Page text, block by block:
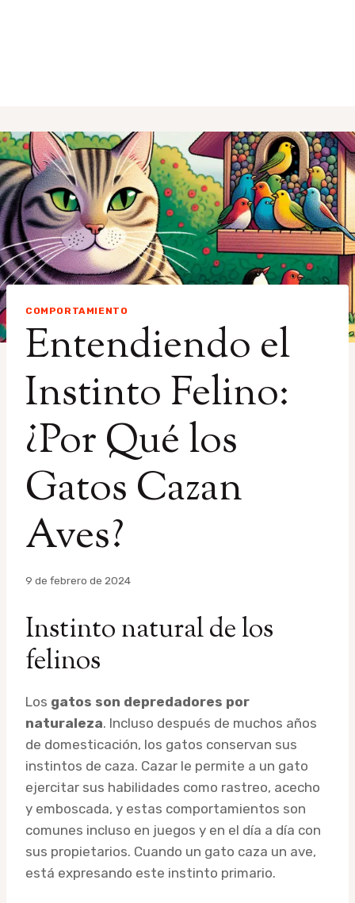
COMPORTAMIENTO
Entendiendo el
Instinto Felino:
¿Por Qué los
Gatos Cazan
Aves?
Por
9 de febrero de 2024
Instinto natural de los
felinos
Los gatos son depredadores por
naturaleza. Incluso después de muchos años
de domesticación, los gatos conservan sus
instintos de caza. Cazar le permite a un gato
ejercitar sus habilidades como rastreo, acecho
y emboscada, y estas comportamientos son
comunes incluso en juegos y en el día a día con
sus propietarios. Cuando un gato caza un ave,
está expresando este instinto primario.